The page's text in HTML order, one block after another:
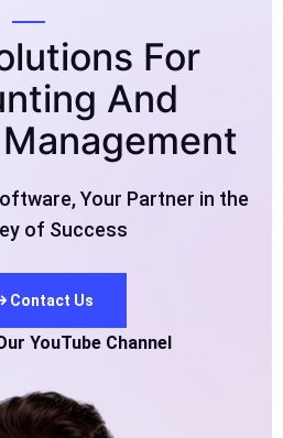
Solutions For
And
Software, Your Partner in
of Success
Contact Us
Our YouTube Channel